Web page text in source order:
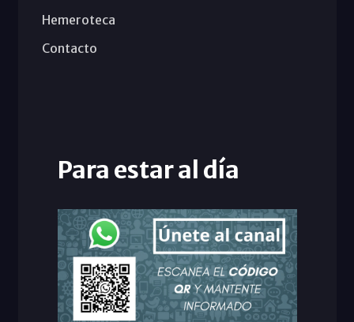
Hemeroteca
Contacto
Para estar al día